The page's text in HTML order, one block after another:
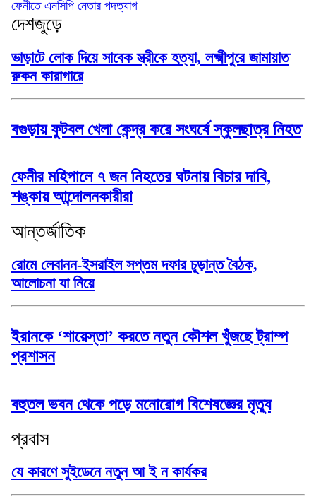
ফেনীতে এনসিপি নেতার পদত্যাগ
দেশজুড়ে
ভাড়াটে লোক দিয়ে সাবেক স্ত্রীকে হত্যা, লক্ষ্মীপুরে জামায়াত
রুকন কারাগারে
বগুড়ায় ফুটবল খেলা কেন্দ্র করে সংঘর্ষে স্কুলছাত্র নিহত
ফেনীর মহিপালে ৭ জন নিহতের ঘটনায় বিচার দাবি,
শঙ্কায় আন্দোলনকারীরা
আন্তর্জাতিক
রোমে লেবানন-ইসরাইল সপ্তম দফার চূড়ান্ত বৈঠক,
আলোচনা যা নিয়ে
ইরানকে ‘শায়েস্তা’ করতে নতুন কৌশল খুঁজছে ট্রাম্প
প্রশাসন
বহুতল ভবন থেকে পড়ে মনোরোগ বিশেষজ্ঞের মৃত্যু
প্রবাস
যে কারণে সুইডেনে নতুন আ ই ন কার্যকর